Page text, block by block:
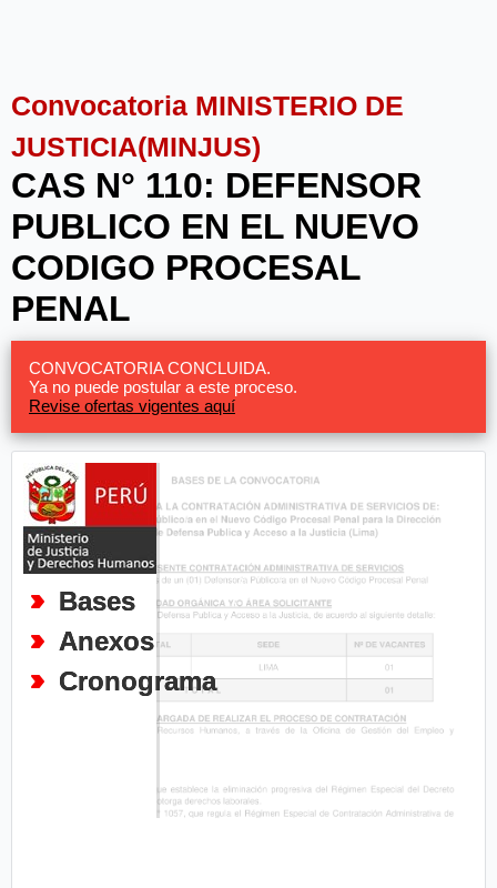
Convocatoria MINISTERIO DE
JUSTICIA(MINJUS)
CAS N° 110: DEFENSOR
PUBLICO EN EL NUEVO
CODIGO PROCESAL
PENAL
CONVOCATORIA CONCLUIDA.
Ya no puede postular a este proceso.
Revise ofertas vigentes aquí
Bases
Anexos
Cronograma